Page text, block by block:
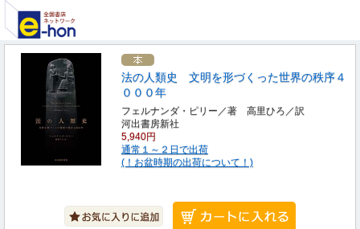
法の人類史 文明を形づくった世界の秩序４
０００年
フェルナンダ・ピリー／著 高里ひろ／訳
河出書房新社
5,940円
通常１～２日で出荷
(！お盆時期の出荷について！)